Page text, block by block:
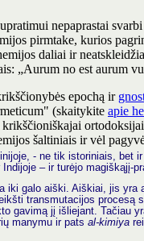
nepaprastai
pirmtake, kurios
daliai ir
„Aurum no est aurum
epochą ir
(skaitykite apie
šaltiniais ir vėl
- ne tik istoriniais, bet
– ir turėjo magiškąjį-
iki galo aiški. Aiškiai, jis yra
transmutacijos
gavimą jį išliejant. Tačiau
manymu ir pats al-kimiya